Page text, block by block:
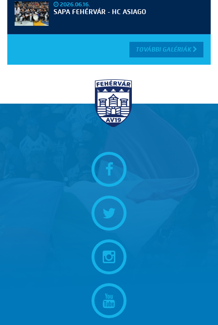
2026.06.16.
SAPA FEHÉRVÁR - HC ASIAGO
TOVÁBBI GALÉRIÁK